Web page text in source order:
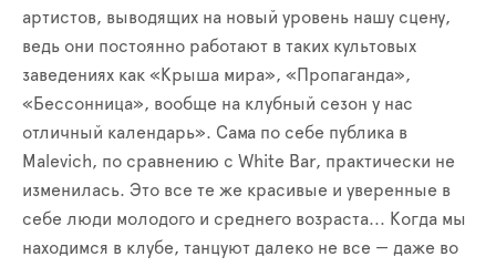
артистов, выводящих на новый уровень нашу сцену,
ведь они постоянно работают в таких культовых
заведениях как «Крыша мира», «Пропаганда»,
«Бессонница», вообще на клубный сезон у нас
отличный календарь». Сама по себе публика в
Malevich, по сравнению с White Bar, практически не
изменилась. Это все те же красивые и уверенные в
себе люди молодого и среднего возраста... Когда мы
находимся в клубе, танцуют далеко не все — даже во